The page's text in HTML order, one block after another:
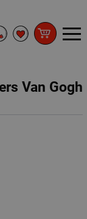
Van Gogh